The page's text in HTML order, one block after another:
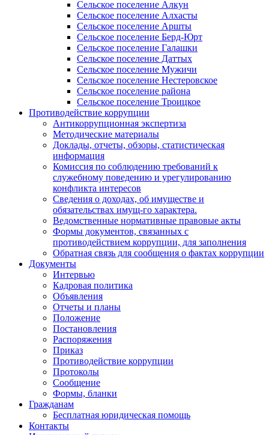
Сельское поселение Алкун
Сельское поселение Алхасты
Сельское поселение Аршты
Сельское поселение Берд-Юрт
Сельское поселение Галашки
Сельское поселение Даттых
Сельское поселение Мужичи
Сельское поселение Нестеровское
Сельское поселение района
Сельское поселение Троицкое
Противодействие коррупции
Антикоррупционная экспертиза
Методические материалы
Доклады, отчеты, обзоры, статистическая
информация
Комиссия по соблюдению требований к
служебному поведению и урегулированию
конфликта интересов
Сведения о доходах, об имуществе и
обязательствах имущ-го характера.
Ведомственные нормативные правовые акты
Формы документов, связанных с
противодействием коррупции, для заполнения
Обратная связь для сообщения о фактах коррупции
Документы
Интервью
Кадровая политика
Объявления
Отчеты и планы
Положение
Постановления
Распоряжения
Приказ
Противодействие коррупции
Протоколы
Сообщение
Формы, бланки
Гражданам
Бесплатная юридическая помощь
Контакты